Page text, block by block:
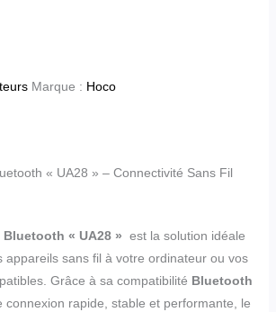
Marque : Hoco
« UA28 » – Connectivité Sans Fil
« UA28 » est la solution idéale
appareils sans fil à votre ordinateur ou vos
Grâce à sa compatibilité Bluetooth
connexion rapide, stable et performante, le